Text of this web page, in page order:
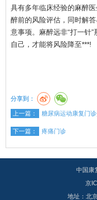
具有多年临床经验的麻醉
醉前的风险评估，同时解
意事项。麻醉远非“打一针
自己，才能将风险降至***!
分享到：
上一篇： 糖尿病运动康复门
下一篇： 疼痛门诊
中国康
京
地址：北